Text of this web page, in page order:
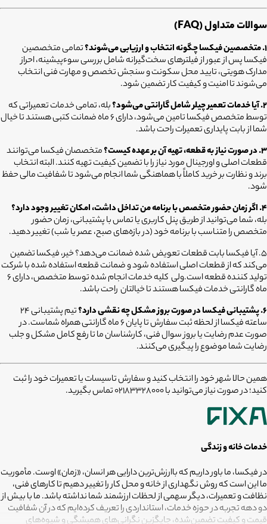
سوالات متداول (FAQ)
۱. متخصصین فیکسا چگونه انتخاب و ارزیابی می‌شوند؟
تمامی متخصصین
فیکسا پس از عبور از فیلترهای سخت‌گیرانه شامل بررسی سوءپیشینه، احراز
مدارک هویتی، تایید محل سکونت و سنجش تخصص و مهارت فنی انتخاب
می‌شوند تا امنیت و کیفیت کار تضمین شود.
۲. آیا خدمات تعمیر چیلر شامل گارانتی می‌شود؟
بله، تمامی خدمات تعمیراتی که
توسط متخصص فیکسا تامین می‌شود، دارای ۶ ماه ضمانت کتبی هستند تا خیال
شما از بابت پایداری تعمیرات راحت باشد.
۳. در صورت نیاز به قطعه، تهیه آن بر عهده کیست؟
متخصصان فیکسا می‌توانند
قطعات اصلی و اورجینال مورد نیاز را با تضمین کیفیت تهیه کنند. البته انتخاب
برند و نظارت بر خرید کاملاً با هماهنگی شما انجام می‌شود تا شفافیت مالی حفظ
شود.
۴. اگر زمان حضور متخصص با برنامه من تداخل داشت، امکان تغییر وجود دارد؟
بله، شما می‌توانید از طریق پنل کاربری یا تماس با پشتیبانی، زمان حضور
متخصص را متناسب با برنامه خود (در بازه‌های صبح، عصر یا شب) تغییر دهید.
5. آیا فیکسا بابت قطعات تعویض شده ضمانت می‌دهد؟
خیر، فیکسا تضمین
می‌کند که از قطعات اصلی استفاده شود و ضمانت قطعه استفاده شده با شرکت
تولید کننده قطعه است.ولی کلیه خدمات انجام شده توسط متخصص، دارای ۶
ماه گارانتی خدمات فیکسا هستند تا خیالتان راحت باشد.
6. پشتیبانی فیکسا در صورت بروز مشکل چه نقشی دارد؟
تیم پشتیبانی ۲۴
ساعته فیکسا از لحظه ثبت سفارش تا پایان ۶ ماه گارانتی همراه شماست. در
صورت عدم رضایت یا بروز سوال فنی، کارشناسان ما تا رفع کامل مشکل و جلب
رضایت شما موضوع را پیگیری می‌کنند.
همین حالا شهر خود را انتخاب کنید و سفارش تاسیسات یا تعمیرات خود را ثبت
کنید؛ در صورت نیاز می‌توانید با 02183328000 تماس بگیرید.
خدمات خانه و زندگی
در فیکسا، ما باور داریم که باارزش‌ترین دارایی هر انسان، «زمان» اوست. مأموریت
ما این است که روش نگهداری از خانه و محل کار را تغییر دهیم تا کارهای فنی،
نظافت و تعمیرات، دیگر سهمی از لحظات ارزشمند شما نداشته باشد. ما با بیش از
دو دهه تجربه در حوزه خدمات، استانداردی را تعریف کرده‌ایم که در آن شفافیت
قیمت و کیفیت تضمین‌شده، جایگزین نگرانی‌های همیشگی و شیوه‌های